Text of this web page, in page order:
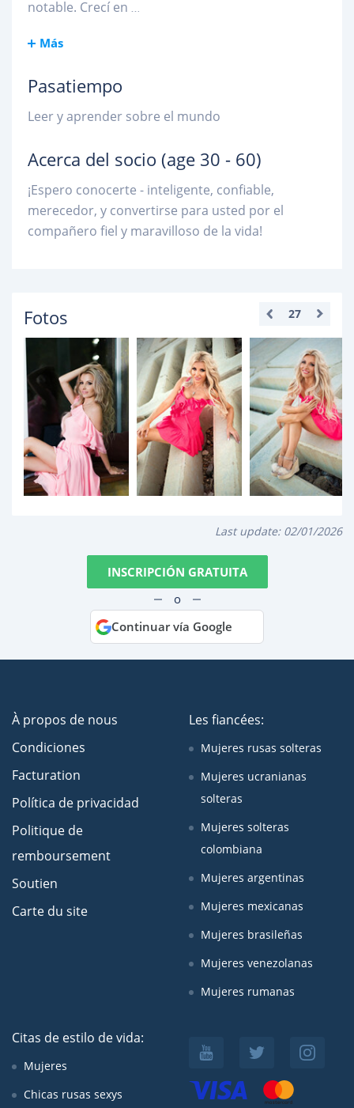
notable. Crecí en ...
Más
Pasatiempo
Leer y aprender sobre el mundo
Acerca del socio (age 30 - 60)
¡Espero conocerte - inteligente, confiable,
merecedor, y convertirse para usted por el
compañero fiel y maravilloso de la vida!
Fotos 27
Last update: 02/01/2026
INSCRIPCIÓN GRATUITA
o
Continuar vía Google
À propos de nous
Condiciones
Facturation
Política de privacidad
Politique de
remboursement
Soutien
Carte du site
Les fiancées:
Mujeres rusas solteras
Mujeres ucranianas
solteras
Mujeres solteras
colombiana
Mujeres argentinas
Mujeres mexicanas
Mujeres brasileñas
Mujeres venezolanas
Mujeres rumanas
Citas de estilo de vida:
Mujeres
Chicas rusas sexys